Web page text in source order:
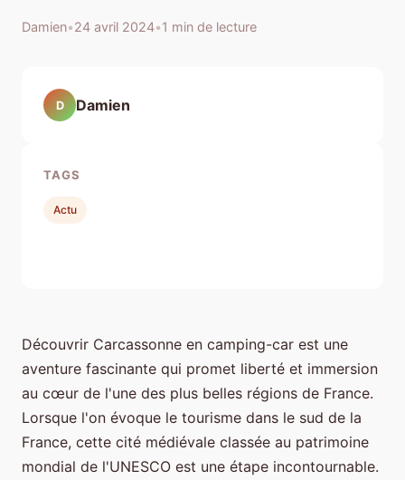
Damien•24 avril 2024•1 min de lecture
Découvrir Carcassonne en camping-car est une
aventure fascinante qui promet liberté et immersion
au cœur de l'une des plus belles régions de France.
Lorsque l'on évoque le tourisme dans le sud de la
France, cette cité médiévale classée au patrimoine
mondial de l'UNESCO est une étape incontournable.
D Damien
TAGS
Actu